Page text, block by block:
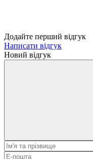
Додайте перший відгук
Написати відгук
Новий відгук